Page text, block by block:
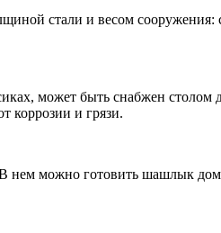
стали и весом
может быть снабжен
коррозии и грязи.
нем можно готовить шашлык